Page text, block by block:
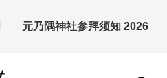
元乃隅神社参拜须知 2026